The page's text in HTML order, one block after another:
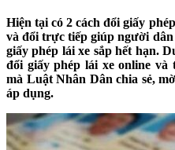
Hiện tại có 2 cách đổi giấy
và đổi trực tiếp giúp người
giấy phép lái xe sắp hết hạn.
đổi giấy phép lái xe online
mà Luật Nhân Dân chia sẻ,
áp dụng.